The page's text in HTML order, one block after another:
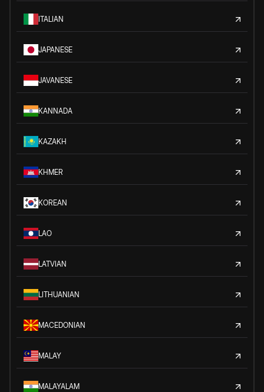
ITALIAN
JAPANESE
JAVANESE
KANNADA
KAZAKH
KHMER
KOREAN
LAO
LATVIAN
LITHUANIAN
MACEDONIAN
MALAY
MALAYALAM